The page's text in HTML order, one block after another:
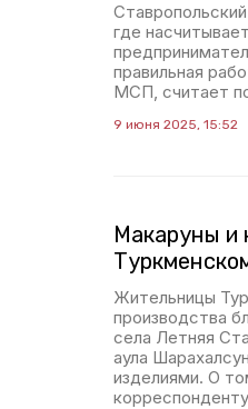
где
правильная
МСП, считает
9 июня 2025, 15:52
Макаруны и
Жительницы
производства
села Летняя
аула
изделиями. О